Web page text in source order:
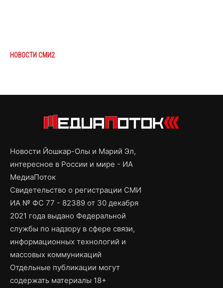
НОВОСТИ СМИ2
Новости Йошкар-Олы и Марий Эл,
интересное в России и мире - ИА
МедиаПоток
Свидетельство о регистрации СМИ
ИА № ФС 77 - 82389 от 30 декабря
2021 года выдано Федеральной
службы по надзору в сфере связи,
информационных технологий и
массовых коммуникаций
Отдельные публикации могут
содержать материалы 18+